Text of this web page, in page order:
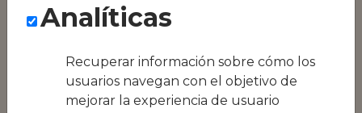
ser Can Xapes o
Analíticas
Recuperar información sobre cómo los
usuarios navegan con el objetivo de
mejorar la experiencia de usuario